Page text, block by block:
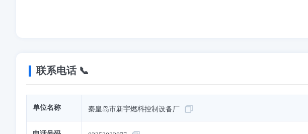
联系电话 📞
单位名称 秦皇岛市新宇燃料控制设备厂